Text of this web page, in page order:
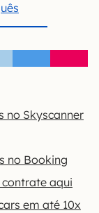
no Skyscanner
no Booking
contrate aqui
em até 10x